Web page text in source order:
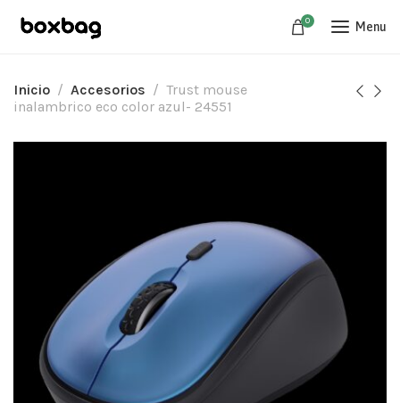
0 Menu
Inicio Accesorios
Trust mouse
inalambrico eco color azul- 24551